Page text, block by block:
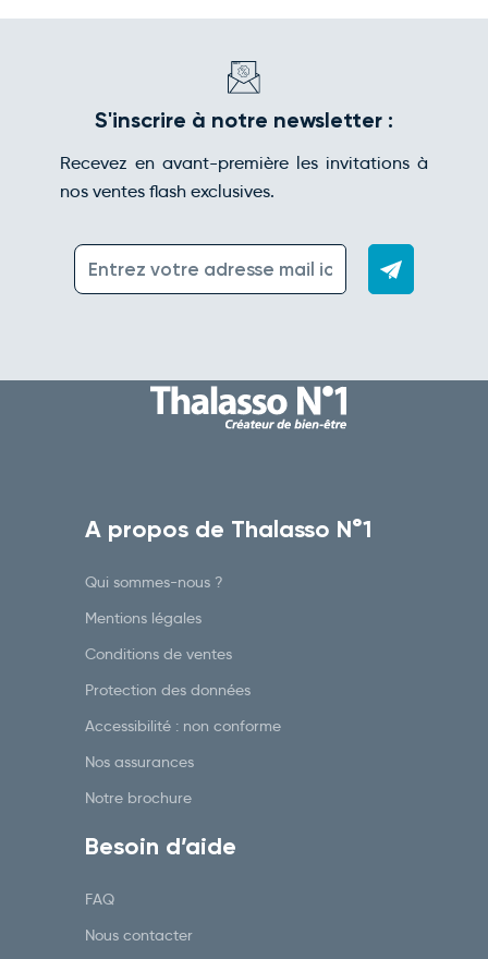
S'inscrire à notre newsletter :
Recevez en avant-première les invitations à
nos ventes flash exclusives.
A propos de Thalasso N°1
Qui sommes-nous ?
Mentions légales
Conditions de ventes
Protection des données
Accessibilité : non conforme
Nos assurances
Notre brochure
Besoin d’aide
FAQ
Nous contacter